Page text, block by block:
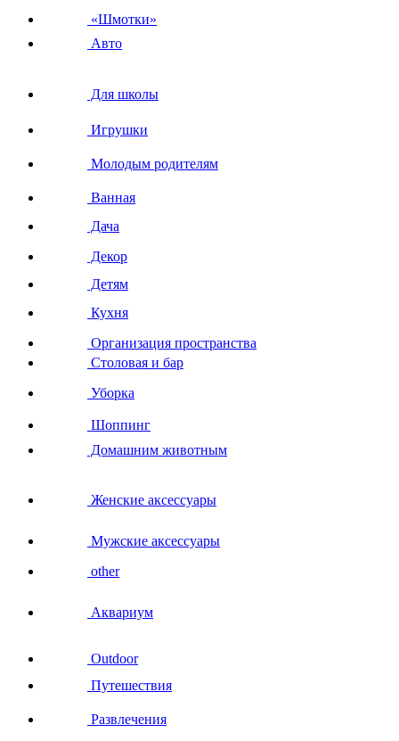
«Шмотки»
Авто
Для школы
Игрушки
Молодым родителям
Ванная
Дача
Декор
Детям
Кухня
Организация пространства
Столовая и бар
Уборка
Шоппинг
Домашним животным
Женские аксессуары
Мужские аксессуары
other
Аквариум
Outdoor
Путешествия
Развлечения